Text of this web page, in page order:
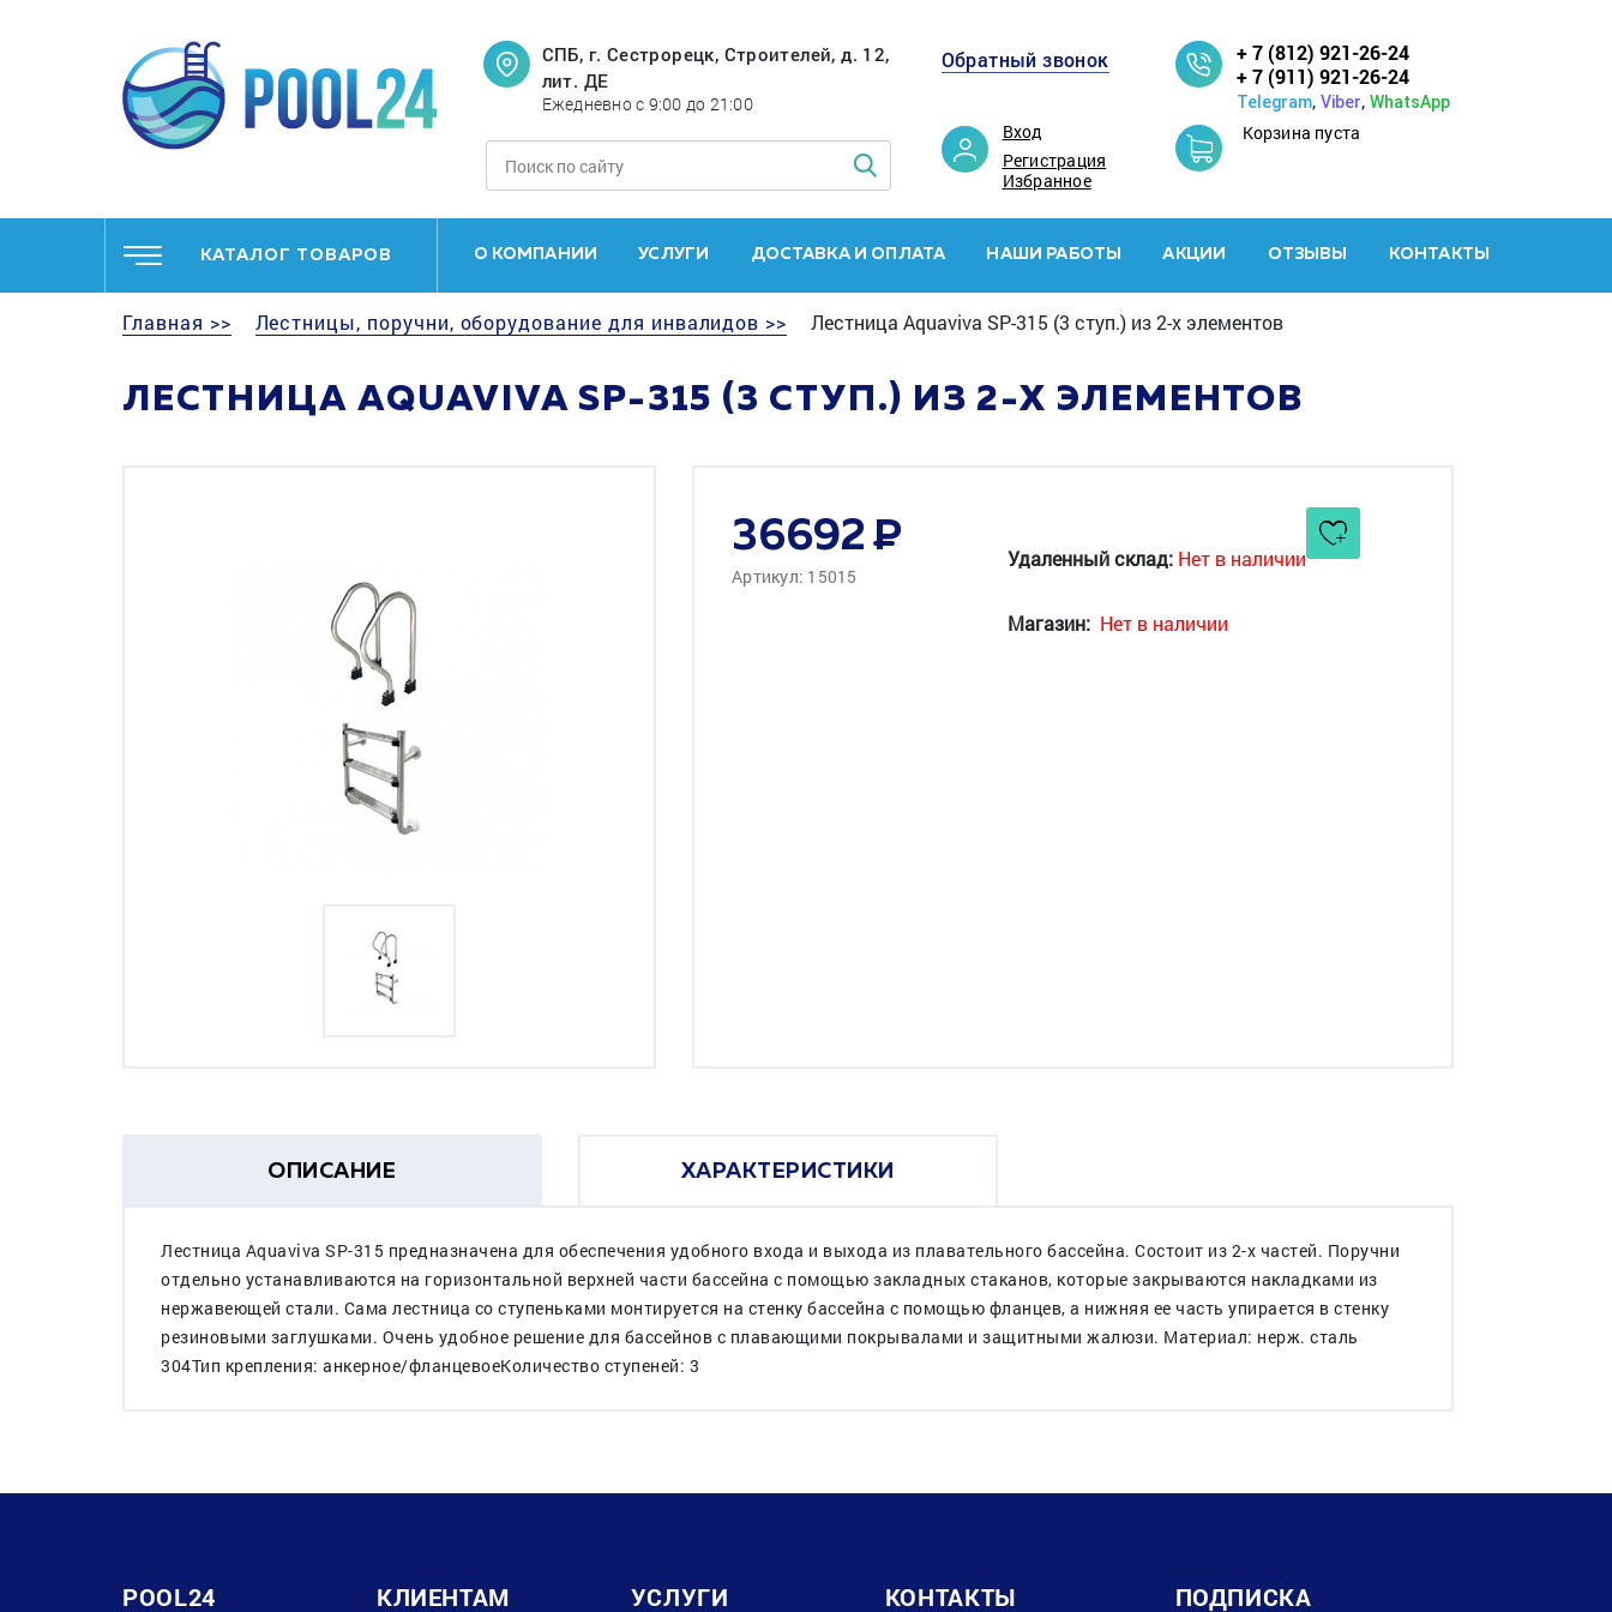
СПБ, г. Сестрорецк, Строителей, д. 12,
лит. ДЕ
Ежедневно с 9:00 до 21:00
Обратный звонок
Вход
Регистрация
Избранное
+ 7 (812) 921-26-24
+ 7 (911) 921-26-24
Telegram, Viber, WhatsApp
Корзина пуста
КАТАЛОГ ТОВАРОВ О КОМПАНИИ УСЛУГИ ДОСТАВКА И ОПЛАТА НАШИ РАБОТЫ АКЦИИ ОТЗЫВЫ КОНТАКТЫ
Главная >> Лестницы, поручни, оборудование для инвалидов >> Лестница Aquaviva SP-315 (3 ступ.) из 2-х элементов
ЛЕСТНИЦА AQUAVIVA SP-315 (3 СТУП.) ИЗ 2-Х ЭЛЕМЕНТОВ
36692
Артикул: 15015
Удаленный склад: Нет в наличии
Магазин: Нет в наличии
ОПИСАНИЕ ХАРАКТЕРИСТИКИ
Лестница Aquaviva SP-315 предназначена для обеспечения удобного входа и выхода из плавательного бассейна. Состоит из 2-х частей. Поручни
отдельно устанавливаются на горизонтальной верхней части бассейна с помощью закладных стаканов, которые закрываются накладками из
нержавеющей стали. Сама лестница со ступеньками монтируется на стенку бассейна с помощью фланцев, а нижняя ее часть упирается в стенку
резиновыми заглушками. Очень удобное решение для бассейнов с плавающими покрывалами и защитными жалюзи. Материал: нерж. сталь
304Тип крепления: анкерное/фланцевоеКоличество ступеней: 3
POOL24 КЛИЕНТАМ УСЛУГИ КОНТАКТЫ ПОДПИСКА